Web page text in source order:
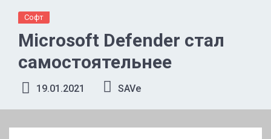
Софт
Microsoft Defender стал
самостоятельнее
19.01.2021 SAVe